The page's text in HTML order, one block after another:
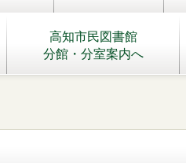
高知市民図書館
分館・分室案内へ